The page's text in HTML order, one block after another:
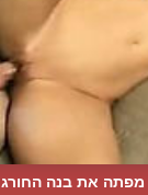
את בנה החורג